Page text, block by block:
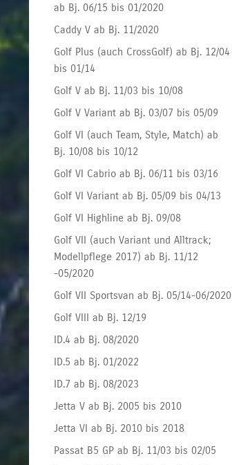
ab Bj. 06/15 bis 01/2020
Caddy V ab Bj. 11/2020
Golf Plus (auch CrossGolf) ab Bj. 12/04
bis 01/14
Golf V ab Bj. 11/03 bis 10/08
Golf V Variant ab Bj. 03/07 bis 05/09
Golf VI (auch Team, Style, Match) ab
Bj. 10/08 bis 10/12
Golf VI Cabrio ab Bj. 06/11 bis 03/16
Golf VI Variant ab Bj. 05/09 bis 04/13
Golf VI Highline ab Bj. 09/08
Golf VII (auch Variant und Alltrack;
Modellpflege 2017) ab Bj. 11/12
-05/2020
Golf VII Sportsvan ab Bj. 05/14-06/2020
Golf VIII ab Bj. 12/19
ID.4 ab Bj. 08/2020
ID.5 ab Bj. 01/2022
ID.7 ab Bj. 08/2023
Jetta V ab Bj. 2005 bis 2010
Jetta VI ab Bj. 2010 bis 2018
Passat B5 GP ab Bj. 11/03 bis 02/05